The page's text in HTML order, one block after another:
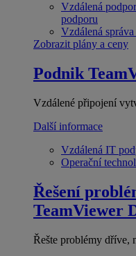
Vzdálená
podporu
Vzdálená správa
Zobrazit plány a ceny
Podnik
Vzdálené připojení
Další informace
Vzdálená IT
Operační
Řešení
TeamViewer
Řešte problémy dříve,